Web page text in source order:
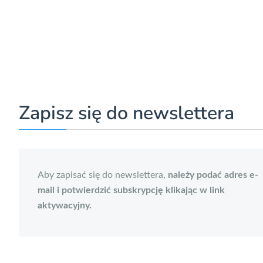
Zapisz się do newslettera
Aby zapisać się do newslettera, należy podać adres e-
mail i potwierdzić subskrypcję klikając w link
aktywacyjny.